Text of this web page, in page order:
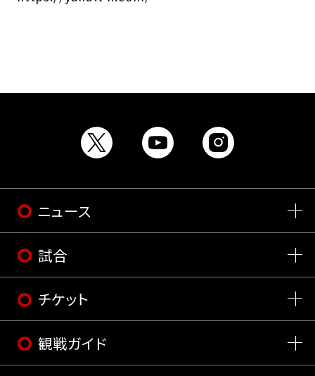
ニュース
試合
チケット
観戦ガイド